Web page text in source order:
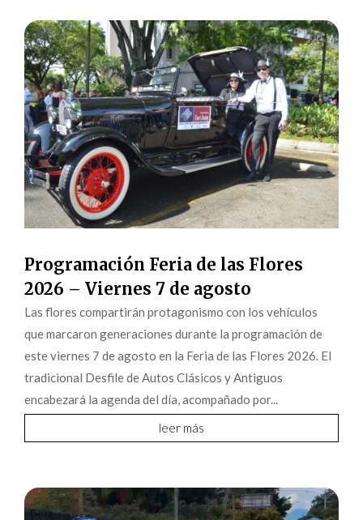
Programación Feria de las Flores
2026 – Viernes 7 de agosto
Las flores compartirán protagonismo con los vehículos
que marcaron generaciones durante la programación de
este viernes 7 de agosto en la Feria de las Flores 2026. El
tradicional Desfile de Autos Clásicos y Antiguos
encabezará la agenda del día, acompañado por...
leer más